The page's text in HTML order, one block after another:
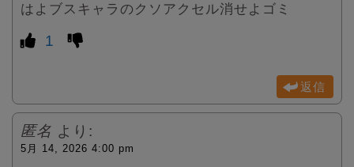
はよブスキャラのクソアクセル消せよゴミ
1
返信
匿名 より:
5月 14, 2026 4:00 pm